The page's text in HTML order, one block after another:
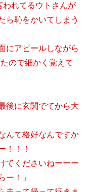
われてるウトさんが
ら恥をかいてしまう
にアピールしながら
ので細かく覚えて
後に玄関でてから大
んて格好なんですか
！！！
てくださいねーーー
ー！」